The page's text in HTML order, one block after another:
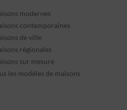
modernes
contemporaines
de ville
régionales
sur mesure
les modèles de maisons